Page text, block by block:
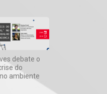
debate o
do
ambiente